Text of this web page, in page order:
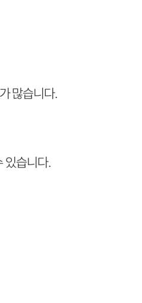
많습니다.
있습니다.